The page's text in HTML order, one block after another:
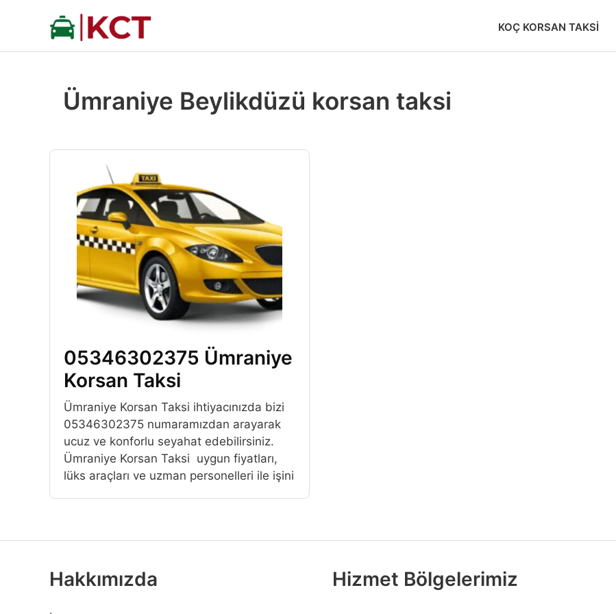
KOÇ KORSAN TAKSI
Ümraniye Beylikdüzü korsan taksi
05346302375 Ümraniye
Korsan Taksi
Ümraniye Korsan Taksi ihtiyacınızda bizi
05346302375 numaramızdan arayarak
ucuz ve konforlu seyahat edebilirsiniz.
Ümraniye Korsan Taksi uygun fiyatları,
lüks araçları ve uzman personelleri ile işini
Hakkımızda Hizmet Bölgelerimiz